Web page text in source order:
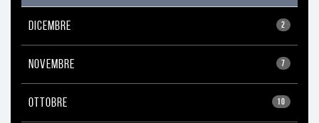
2
DICEMBRE
7
NOVEMBRE
10
OTTOBRE